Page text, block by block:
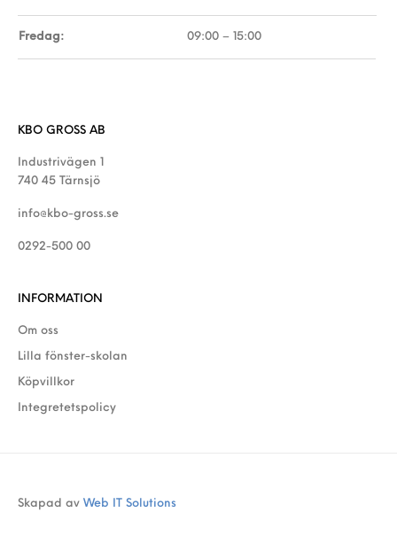
Fredag: 09:00 – 15:00
KBO GROSS AB
Industrivägen 1
740 45 Tärnsjö
info@kbo-gross.se
0292-500 00
INFORMATION
Om oss
Lilla fönster-skolan
Köpvillkor
Integretetspolicy
Skapad av Web IT Solutions